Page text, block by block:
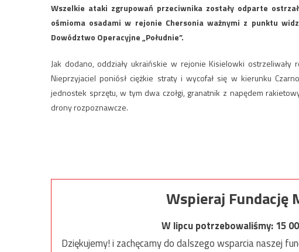
Wszelkie ataki zgrupowań przeciwnika zostały odparte
ośmioma osadami w rejonie Chersonia ważnymi z punktu
Dowództwo Operacyjne „Południe”.
Jak dodano, oddziały ukraińskie w rejonie Kisielowki
Nieprzyjaciel poniósł ciężkie straty i wycofał się w kierunku
jednostek sprzętu, w tym dwa czołgi, granatnik z napędem
drony rozpoznawcze.
Wspieraj Fundację
W lipcu potrzebowaliśmy:15
Dziękujemy! i zachęcamy do dalszego wsparcia naszej